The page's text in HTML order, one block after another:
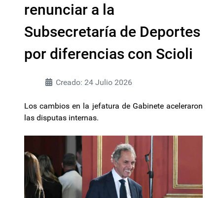
renunciar a la
Subsecretaría de Deportes
por diferencias con Scioli
Creado: 24 Julio 2026
Los cambios en la jefatura de Gabinete aceleraron
las disputas internas.